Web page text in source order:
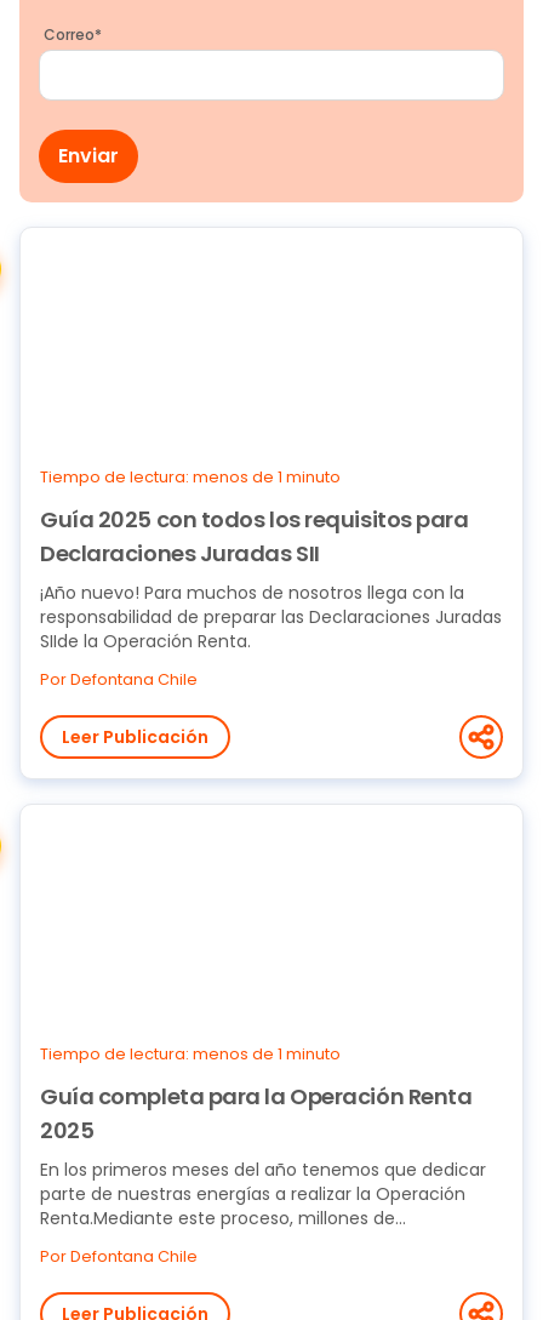
Correo*
Tiempo de lectura: menos de 1 minuto
Guía 2025 con todos los requisitos para
Declaraciones Juradas SII
¡Año nuevo! Para muchos de nosotros llega con la
responsabilidad de preparar las Declaraciones Juradas
SIIde la Operación Renta.
Por Defontana Chile
Leer Publicación
Tiempo de lectura: menos de 1 minuto
Guía completa para la Operación Renta
2025
En los primeros meses del año tenemos que dedicar
parte de nuestras energías a realizar la Operación
Renta.Mediante este proceso, millones de...
Por Defontana Chile
Leer Publicación